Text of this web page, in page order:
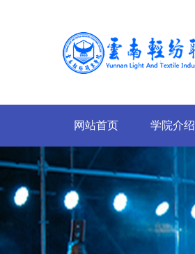
网站首页 学院介绍